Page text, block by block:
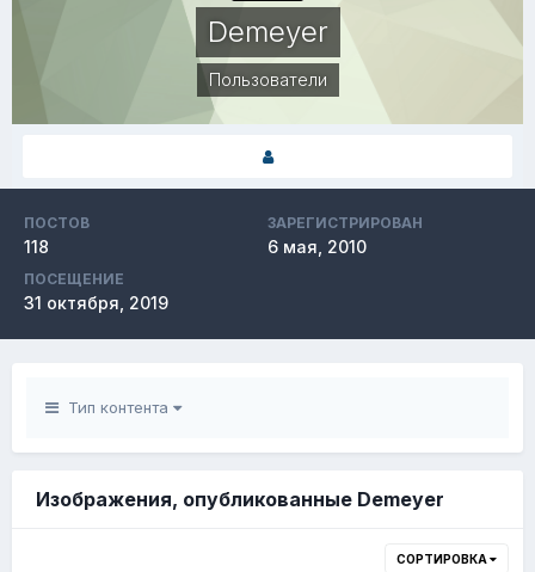
Demeyer
Пользователи
ПОСТОВ
118
ЗАРЕГИСТРИРОВАН
6 мая, 2010
ПОСЕЩЕНИЕ
31 октября, 2019
Тип контента
Изображения, опубликованные Demeyer
СОРТИРОВКА